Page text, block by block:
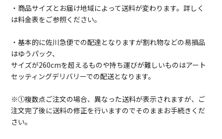
・商品サイズとお届け地域によって送料が変わります。詳しく
は料金表をご参照ください。
・基本的に佐川急便での配達となりますが割れ物などの易損品
はゆうパック、
サイズが260cmを超えるものや持ち運びが難しいものはアート
セッティングデリバリーでの配送となります。
※①複数点ご注文の場合、異なった送料が表示されますが、ご
注文完了後に送料の修正を行いますのでそのままお手続きくだ
さい。